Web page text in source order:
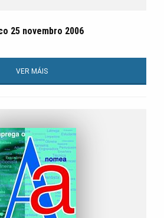
25 novembro 2006
VER MÁIS